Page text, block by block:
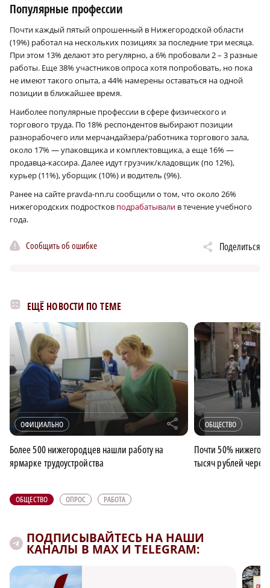
Популярные профессии
Почти каждый пятый опрошенный в Нижегородской области
(19%) работал на нескольких позициях за последние три месяца.
При этом 13% делают это регулярно, а 6% пробовали 2 – 3 разные
работы. Еще 38% участников опроса хотя попробовать, но пока
не имеют такого опыта, а 44% намерены оставаться на одной
позиции в ближайшее время.
Наиболее популярные профессии в сфере физического и
торгового труда. По 18% респондентов выбирают позиции
разнорабочего или мерчандайзера/работника торгового зала,
около 17% — упаковщика и комплектовщика, а еще 16% —
продавца-кассира. Далее идут грузчик/кладовщик (по 12%),
курьер (11%), уборщик (10%) и водитель (9%).
Ранее на сайте pravda-nn.ru сообщили о том, что около 26%
нижегородских подростков подрабатывали в течение учебного
года.
Сообщить об ошибке Поделиться
ЕЩЁ НОВОСТИ ПО ТЕМЕ
ОФИЦИАЛЬНО r
Более 500 нижегородцев нашли работу на
ярмарке трудоустройства
ОБЩЕСТВО
Почти 50%
тысяч рублей через
ОБЩЕСТВО ОПРОС РАБОТА
ПОДПИСЫВАЙТЕСЬ НА НАШИ
КАНАЛЫ В MAX И TELEGRAM: